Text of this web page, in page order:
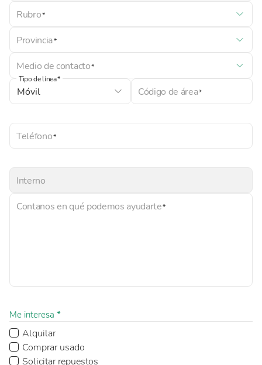
Rubro
Provincia
Medio de contacto
Tipo de línea
Código de área
Interno
Teléfono
Contanos en qué podemos ayudarte
Me interesa *
Alquilar
Comprar usado
Solicitar repuestos